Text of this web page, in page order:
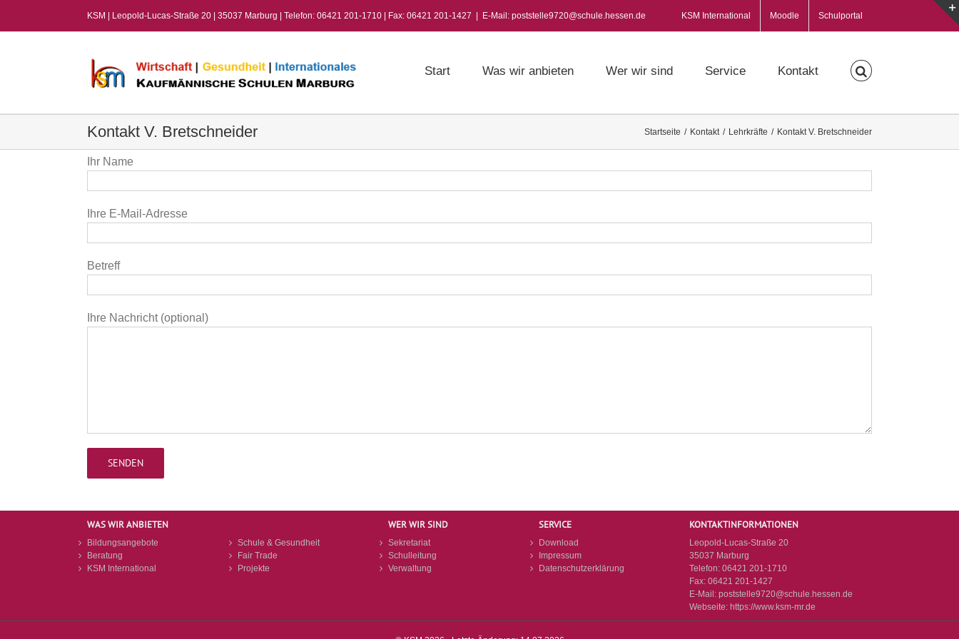
KSM | Leopold-Lucas-Straße 20 | 35037 Marburg | Telefon: 06421 201-1710 | Fax: 06421 201-1427 E-Mail: poststelle9720@schule.hessen.de KSM International Moodle Schulportal
Start Was wir anbieten Wer wir sind Service Kontakt
Kontakt V. Bretschneider Startseite / Kontakt / Lehrkräfte / Kontakt V. Bretschneider
Ihr Name
Ihre E-Mail-Adresse
Betreff
Ihre Nachricht (optional)
WAS WIR ANBIETEN
Bildungsangebote
Beratung
KSM International
Schule & Gesundheit
Fair Trade
Projekte
WER WIR SIND
Sekretariat
Schulleitung
Verwaltung
SERVICE
Download
Impressum
Datenschutzerklärung
KONTAKTINFORMATIONEN
Leopold-Lucas-Straße 20
35037 Marburg
Telefon: 06421 201-1710
Fax: 06421 201-1427
E-Mail: poststelle9720@schule.hessen.de
Webseite: https://www.ksm-mr.de